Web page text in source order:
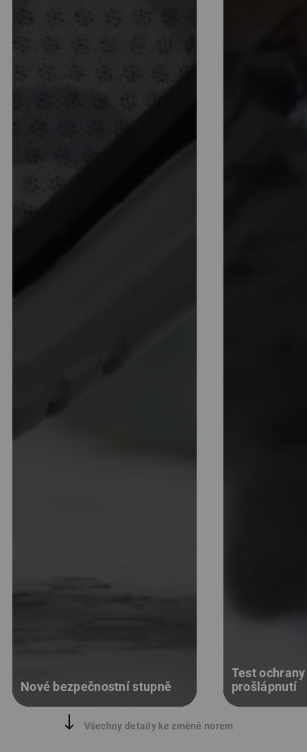
Nové bezpečnostní stupně
Test
prošlápnutí
Všechny detaily ke změně norem